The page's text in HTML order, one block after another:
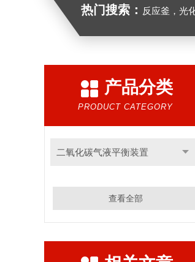
热门搜索： 反应釜，光
产品分类
PRODUCT CATEGORY
二氧化碳气液平衡装置
查看全部